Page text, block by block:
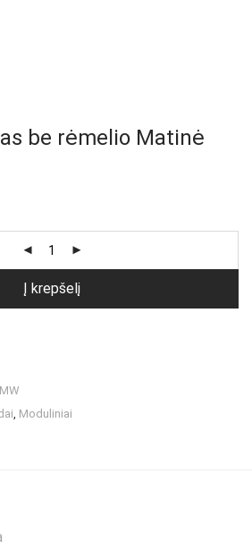
be rėmelio Matinė
Į krepšelį
, Moduliniai